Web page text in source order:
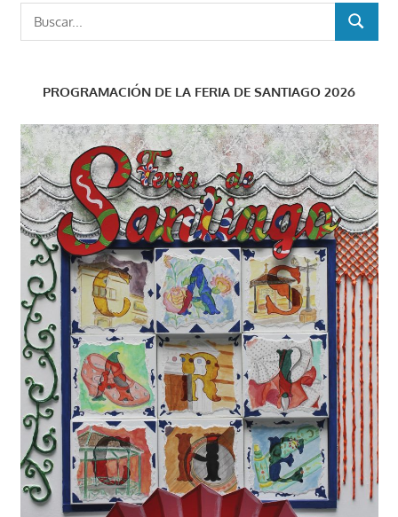
BUSCAR
PROGRAMACIÓN DE LA FERIA DE SANTIAGO 2026